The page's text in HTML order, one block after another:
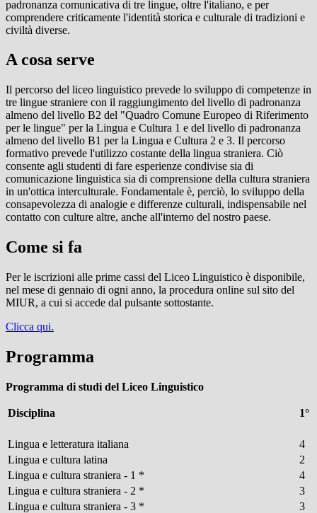
padronanza comunicativa di tre lingue, oltre l'italiano, e per
comprendere criticamente l'identità storica e culturale di tradizioni e
civiltà diverse.
A cosa serve
Il percorso del liceo linguistico prevede lo sviluppo di competenze in
tre lingue straniere con il raggiungimento del livello di padronanza
almeno del livello B2 del "Quadro Comune Europeo di Riferimento
per le lingue" per la Lingua e Cultura 1 e del livello di padronanza
almeno del livello B1 per la Lingua e Cultura 2 e 3. Il percorso
formativo prevede l'utilizzo costante della lingua straniera. Ciò
consente agli studenti di fare esperienze condivise sia di
comunicazione linguistica sia di comprensione della cultura straniera
in un'ottica interculturale. Fondamentale è, perciò, lo sviluppo della
consapevolezza di analogie e differenze culturali, indispensabile nel
contatto con culture altre, anche all'interno del nostro paese.
Come si fa
Per le iscrizioni alle prime cassi del Liceo Linguistico è disponibile,
nel mese di gennaio di ogni anno, la procedura online sul sito del
MIUR, a cui si accede dal pulsante sottostante.
Clicca qui.
Programma
Programma di studi del Liceo Linguistico
Disciplina 1°
Lingua e letteratura italiana
4
Lingua e cultura latina
2
Lingua e cultura straniera - 1 *
4
Lingua e cultura straniera - 2 *
3
Lingua e cultura straniera - 3 *
3